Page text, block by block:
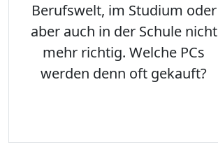
Berufswelt, im Studium oder
aber auch in der Schule nicht
mehr richtig. Welche PCs
werden denn oft gekauft?